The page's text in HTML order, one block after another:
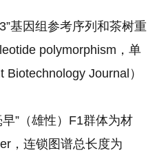
基因组参考序列和茶树重
polymorphism，单
Journal）
”（雄性）F1群体为材
，连锁图谱总长度为